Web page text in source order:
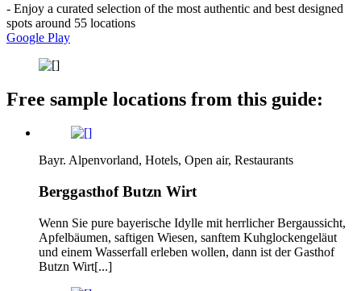
- Enjoy a curated selection of the most authentic and best designed
spots around 55 locations
Google Play
Free sample locations from this guide:
Bayr. Alpenvorland, Hotels, Open air, Restaurants
Berggasthof Butzn Wirt
Wenn Sie pure bayerische Idylle mit herrlicher Bergaussicht,
Apfelbäumen, saftigen Wiesen, sanftem Kuhglockengeläut
und einem Wasserfall erleben wollen, dann ist der Gasthof
Butzn Wirt[...]